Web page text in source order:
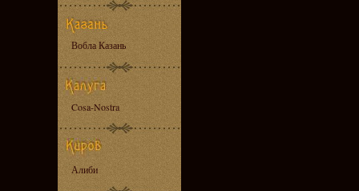
Вобла Казань
Cosa-Nostra
Алиби